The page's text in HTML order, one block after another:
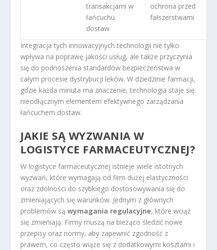
transakcjami w
łańcuchu
dostaw
ochrona przed
fałszerstwami
Integracja tych innowacyjnych technologii nie tylko
wpływa na poprawę jakości usług, ale także przyczynia
się do podnoszenia standardów bezpieczeństwa w
całym procesie dystrybucji leków. W dziedzinie farmacji,
gdzie każda minuta ma znaczenie, technologia staje się
nieodłącznym elementem efektywnego zarządzania
łańcuchem dostaw.
JAKIE SĄ WYZWANIA W
LOGISTYCE FARMACEUTYCZNEJ?
W logistyce farmaceutycznej istnieje wiele istotnych
wyzwań, które wymagają od firm dużej elastyczności
oraz zdolności do szybkiego dostosowywania się do
zmieniających się warunków. Jednym z głównych
problemów sąwymagania regulacyjne, które wciąż
się zmieniają. Firmy muszą na bieżąco śledzić nowe
przepisy oraz normy, aby zapewnić zgodność z
prawem, co często wiąże się z dodatkowymi kosztami i